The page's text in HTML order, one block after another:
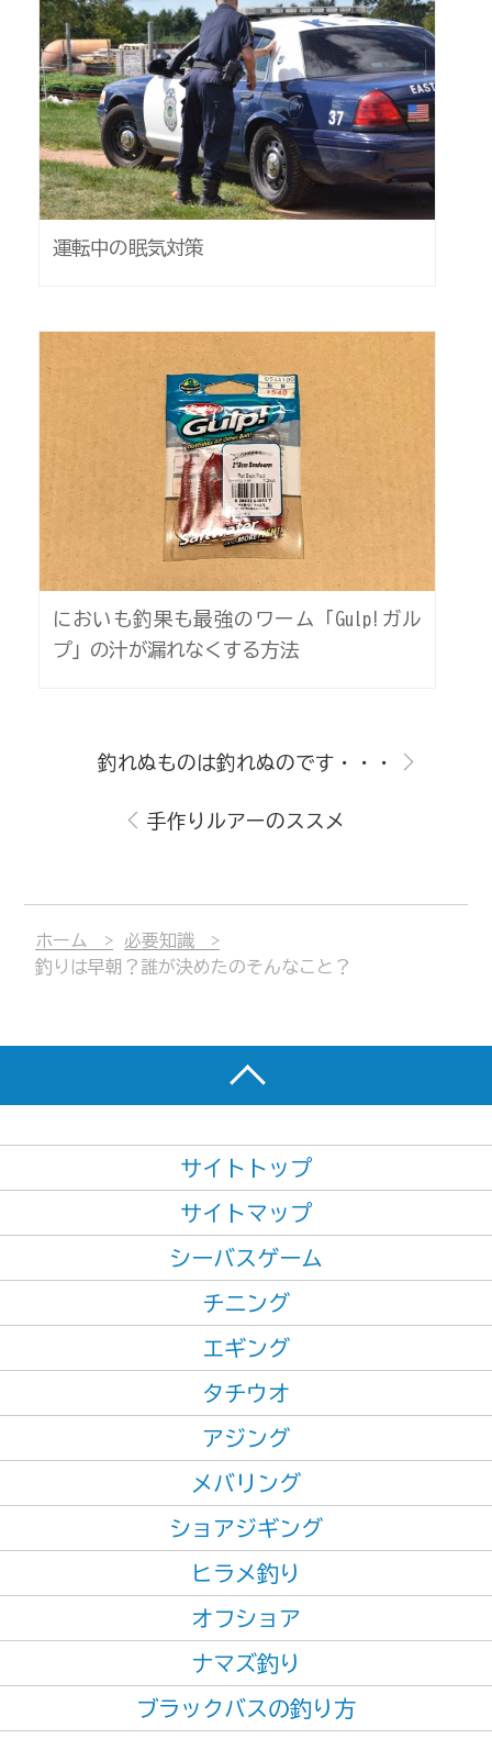
運転中の眠気対策
においも釣果も最強のワーム「Gulp!ガル
プ」の汁が漏れなくする方法
手作りルアーのススメ
釣れぬものは釣れぬのです・・・
ホーム
必要知識
釣りは早朝？誰が決めたのそんなこと？
サイトトップ
サイトマップ
シーバスゲーム
チニング
エギング
タチウオ
アジング
メバリング
ショアジギング
ヒラメ釣り
オフショア
ナマズ釣り
ブラックバスの釣り方